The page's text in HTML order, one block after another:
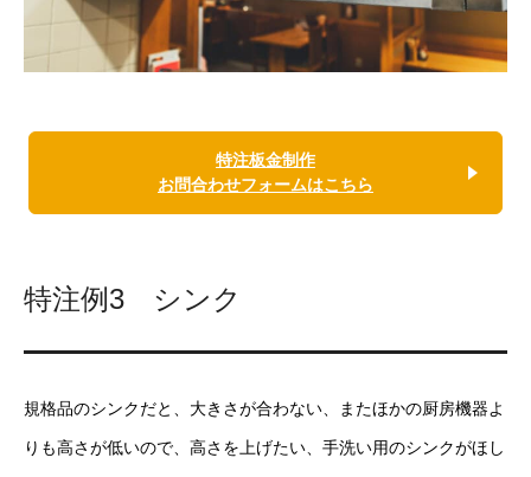
特注板金制作
お問合わせフォームはこちら
特注例3 シンク
規格品のシンクだと、大きさが合わない、またほかの厨房機器よ
りも高さが低いので、高さを上げたい、手洗い用のシンクがほし